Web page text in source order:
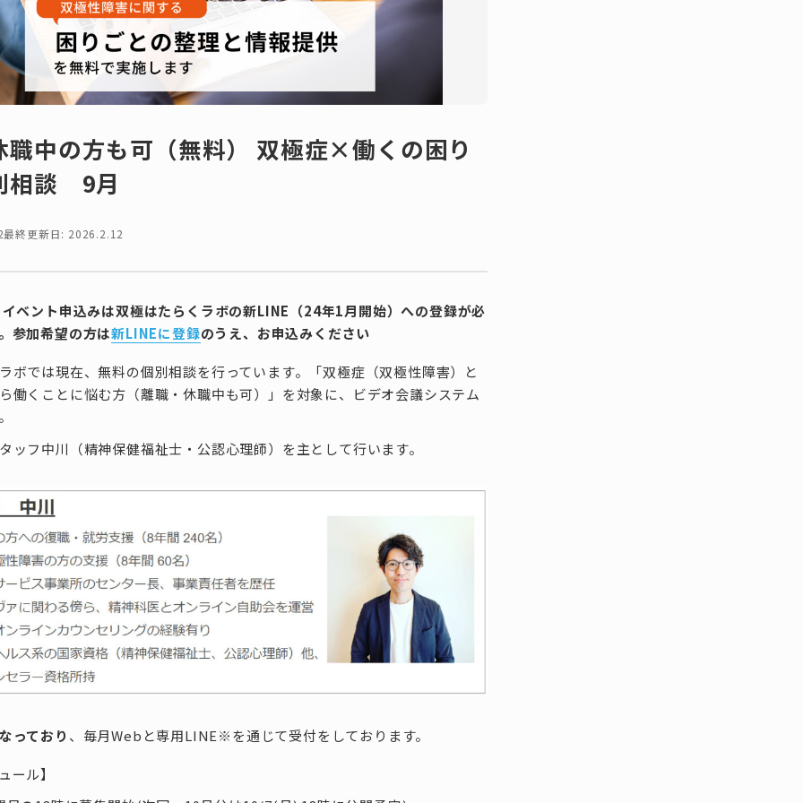
職中の方も可（無料） 双極症×働くの困り
相談 9月
最終更新日: 2026.2.12
ベント申込みは双極はたらくラボの新LINE（24年1月開始）への登録が必
参加希望の方は新LINEに登録のうえ、お申込みください
ボでは現在、無料の個別相談を行っています。「双極症（双極性障害）と
働くことに悩む方（離職・休職中も可）」を対象に、ビデオ会議システム
ッフ中川（精神保健福祉士・公認心理師）を主として行います。
っており 、毎月Webと専用LINE※を通じて受付をしております。
ール】